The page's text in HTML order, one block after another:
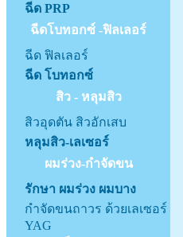
ฉีด PRP
ฉีดโบทอกซ์ -ฟิลเลอร์
ฉีด ฟิลเลอร์
ฉีด โบทอกซ์
สิว - หลุมสิว
สิวอุดตัน สิวอักเสบ
หลุมสิว-เลเซอร์
ผมร่วง-กำจัดขน
รักษา ผมร่วง ผมบาง
กำจัดขนถาวร ด้วยเลเซอร์
YAG